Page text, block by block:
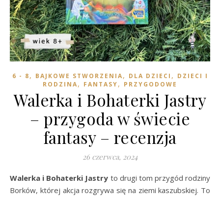
6 - 8, BAJKOWE STWORZENIA, DLA DZIECI , DZIECI I
RODZINA, FANTASY, PRZYGODOWE
Walerka i Bohaterki Jastry
– przygoda w świecie
fantasy – recenzja
26 czerwca, 2024
Walerka i Bohaterki Jastry to drugi tom przygód rodziny
Borków, której akcja rozgrywa się na ziemi kaszubskiej. To